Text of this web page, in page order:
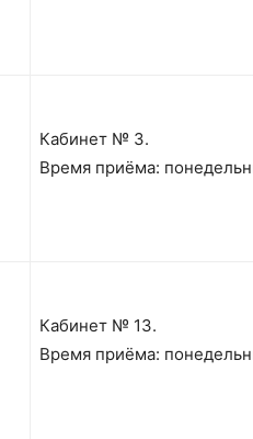
Кабинет № 3.
Время приёма:
Кабинет № 13.
Время приёма: